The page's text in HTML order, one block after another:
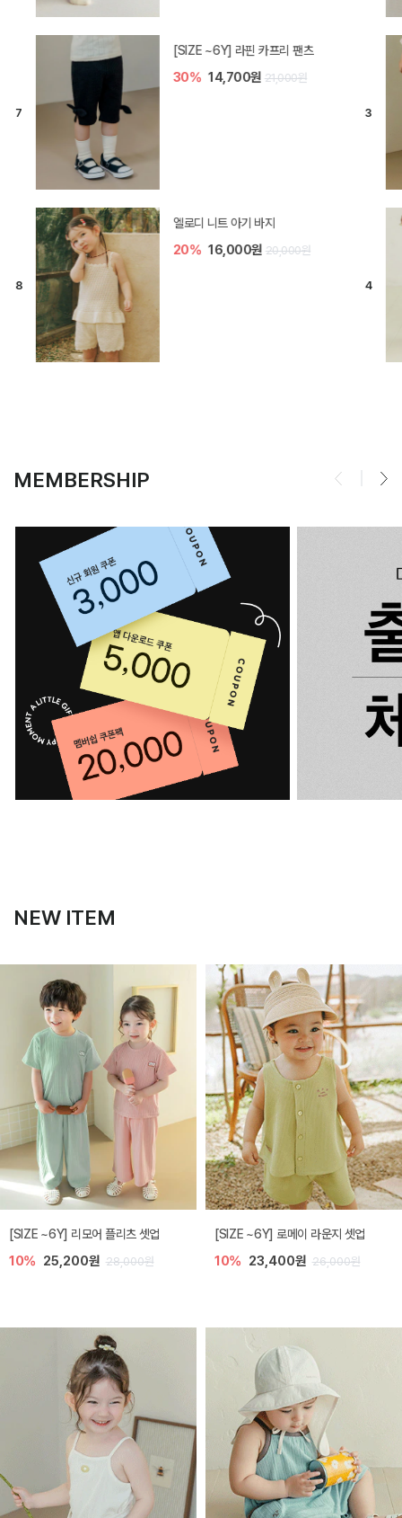
[SIZE ~6Y] 라핀 카프리 팬츠
30% 14,700원 21,000원
엘로디 니트 아기 바지
20% 16,000원 20,000원
MEMBERSHIP
NEW ITEM
[SIZE ~6Y] 리모어 플리츠 셋업
10% 25,200원 28,000원
[SIZE ~6Y] 로메이 라운지 셋업
10% 23,400원 26,000원